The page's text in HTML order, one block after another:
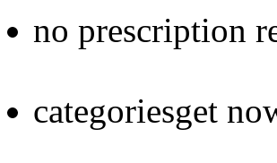
no prescription
categoriesget